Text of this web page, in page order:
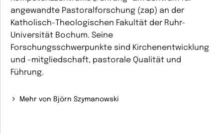
angewandte Pastoralforschung (zap) an der
Katholisch-Theologischen Fakultät der Ruhr-
Universität Bochum. Seine
Forschungsschwerpunkte sind Kirchenentwicklung
und -mitgliedschaft, pastorale Qualität und
Führung.
Mehr von Björn Szymanowski